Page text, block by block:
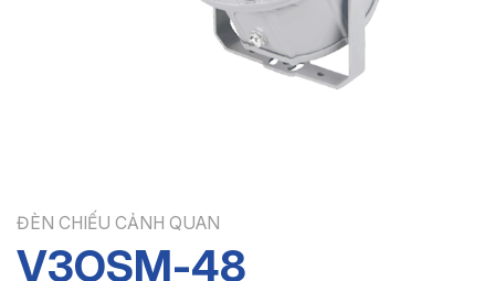
ĐÈN CHIẾU CẢNH QUAN
V3OSM-48